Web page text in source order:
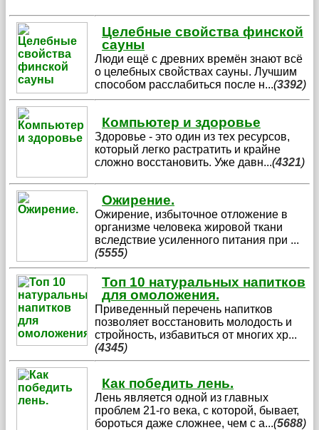
Целебные свойства финской
сауны
Люди ещё с древних времён знают всё
о целебных свойствах сауны. Лучшим
способом расслабиться после н...(3392)
Компьютер и здоровье
Здоровье - это один из тех ресурсов,
который легко растратить и крайне
сложно восстановить. Уже давн...(4321)
Ожирение.
Ожирение, избыточное отложение в
организме человека жировой ткани
вследствие усиленного питания при ...
(5555)
Топ 10 натуральных напитков
для омоложения.
Приведенный перечень напитков
позволяет восстановить молодость и
стройность, избавиться от многих хр...
(4345)
Как победить лень.
Лень является одной из главных
проблем 21-го века, с которой, бывает,
бороться даже сложнее, чем с а...(5688)